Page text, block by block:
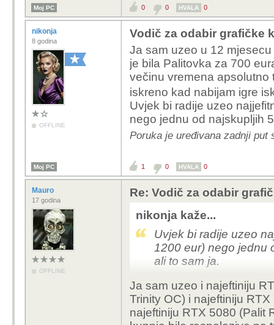
Moj PC 0 0 HVALA 0
nikonja
8 godina
OFFLINE
Vodič za odabir grafičke
Ja sam uzeo u 12
je bila Palitovka za 700
večinu vremena apsolutno
iskreno kad nabijam igre
Uvjek bi radije uzeo
nego jednu od najskupljih
Poruka je uređivana zadnji put
Moj PC 1 0 HVALA 0
Mauro
17 godina
OFFLINE
Re: Vodič za odabir
nikonja kaže...
Uvjek bi radije uzeo
1200 eur) nego jednu
ali to sam ja.
Ja sam uzeo i najeftiniju
Trinity OC) i najeftiniju
najeftiniju RTX 5080 (Palit